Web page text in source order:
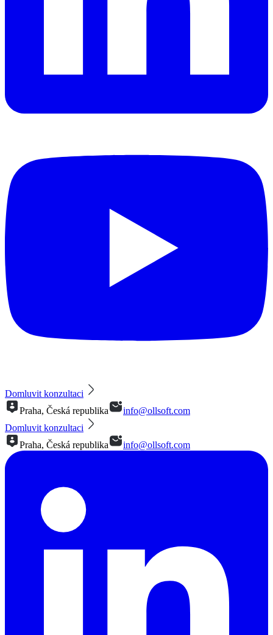
Domluvit konzultaci
Praha, Česká republika
info@ollsoft.com
Domluvit konzultaci
Praha, Česká republika
info@ollsoft.com